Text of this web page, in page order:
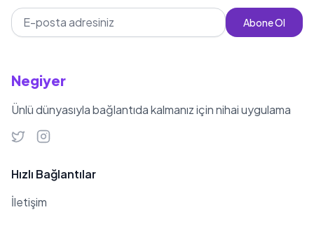
Abone Ol
Negiyer
Ünlü dünyasıyla bağlantıda kalmanız için nihai uygulama
Hızlı Bağlantılar
İletişim